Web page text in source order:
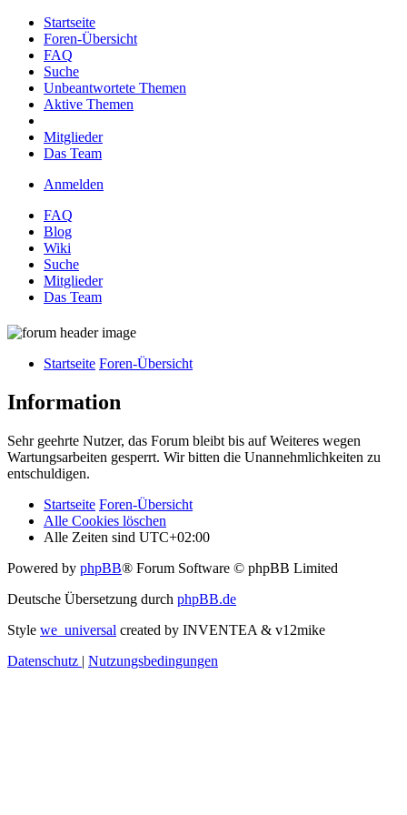
Startseite
Foren-Übersicht
FAQ
Suche
Unbeantwortete Themen
Aktive Themen
Mitglieder
Das Team
Anmelden
FAQ
Blog
Wiki
Suche
Mitglieder
Das Team
Startseite Foren-Übersicht
Information
Sehr geehrte Nutzer, das Forum bleibt bis auf Weiteres wegen
Wartungsarbeiten gesperrt. Wir bitten die Unannehmlichkeiten zu
entschuldigen.
Startseite Foren-Übersicht
Alle Cookies löschen
Alle Zeiten sind UTC+02:00
Powered by phpBB® Forum Software © phpBB Limited
Deutsche Übersetzung durch phpBB.de
Style we_universal created by INVENTEA & v12mike
Datenschutz | Nutzungsbedingungen